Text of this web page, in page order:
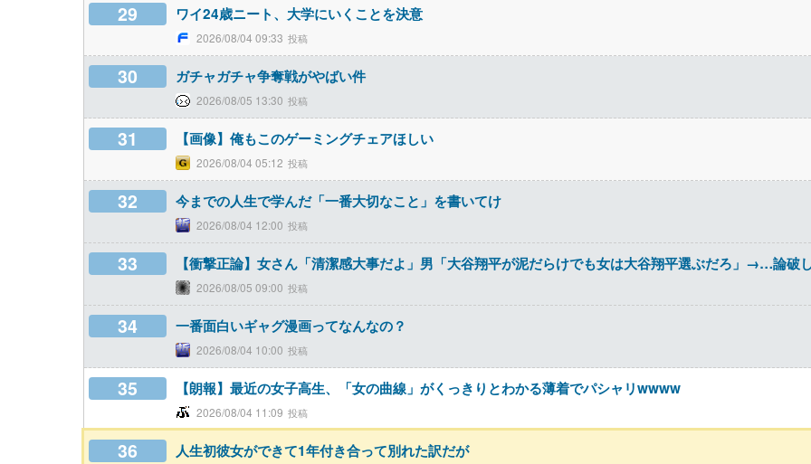
29 ワイ24歳ニート、大学にいくことを決意
2026/08/04 09:33
30 ガチャガチャ争奪戦がやばい件
2026/08/05 13:30
31 【画像】俺もこのゲーミングチェアほしい
2026/08/04 05:12
32 今までの人生で学んだ「一番大切なこと」を書いてけ
2026/08/04 12:00
33 【衝撃正論】女さん「清潔感大事だよ」男「大谷翔平が泥だらけでも女は大谷翔平選ぶだろ」→…論破
2026/08/05 09:00
34 一番面白いギャグ漫画ってなんなの？
2026/08/04 10:00
35 【朗報】最近の女子高生、「女の曲線」がくっきりとわかる薄着でパシャリwwww
2026/08/04 11:09
36 人生初彼女ができて1年付き合って別れた訳だが